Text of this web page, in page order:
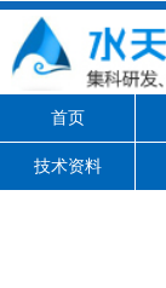
首页
技术资料